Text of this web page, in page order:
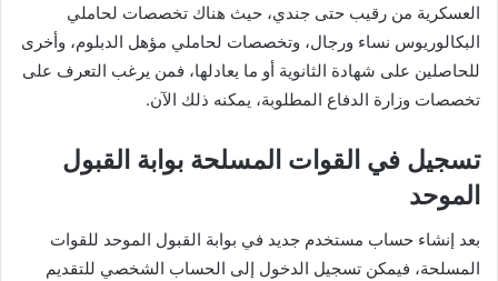
العسكرية من رقيب حتى جندي، حيث هناك تخصصات لحاملي
البكالوريوس نساء ورجال، وتخصصات لحاملي مؤهل الدبلوم، وأخرى
للحاصلين على شهادة الثانوية أو ما يعادلها، فمن يرغب التعرف على
تخصصات وزارة الدفاع المطلوبة، يمكنه ذلك الآن.
تسجيل في القوات المسلحة بوابة القبول
الموحد
بعد إنشاء حساب مستخدم جديد في بوابة القبول الموحد للقوات
المسلحة، فيمكن تسجيل الدخول إلى الحساب الشخصي للتقديم